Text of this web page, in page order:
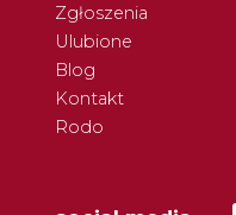
Zgłoszenia
Ulubione
Blog
Kontakt
Rodo